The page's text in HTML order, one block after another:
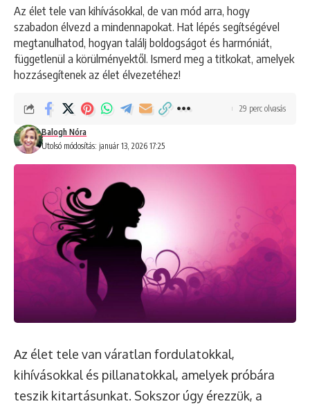
Az élet tele van kihívásokkal, de van mód arra, hogy
szabadon élvezd a mindennapokat. Hat lépés segítségével
megtanulhatod, hogyan találj boldogságot és harmóniát,
függetlenül a körülményektől. Ismerd meg a titkokat, amelyek
hozzásegítenek az élet élvezetéhez!
Utolsó módosítás: január 13, 2026 17:25
Balogh Nóra
29 perc olvasás
Az élet tele van váratlan fordulatokkal,
kihívásokkal és pillanatokkal, amelyek próbára
teszik kitartásunkat. Sokszor úgy érezzük, a